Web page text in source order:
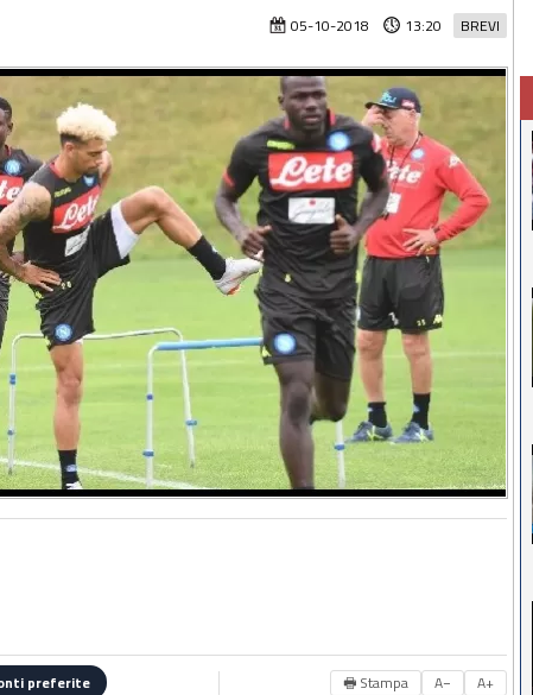
BREVI
05-10-2018 13:20
preferite 🖶 Stampa A− A+